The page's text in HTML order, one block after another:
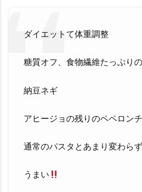
ダイエットて体重調整
糖質オフ、食物繊維たっぷり
納豆ネギ
アヒージョの残りのペペロン
通常のパスタとあまり変わら
うまい